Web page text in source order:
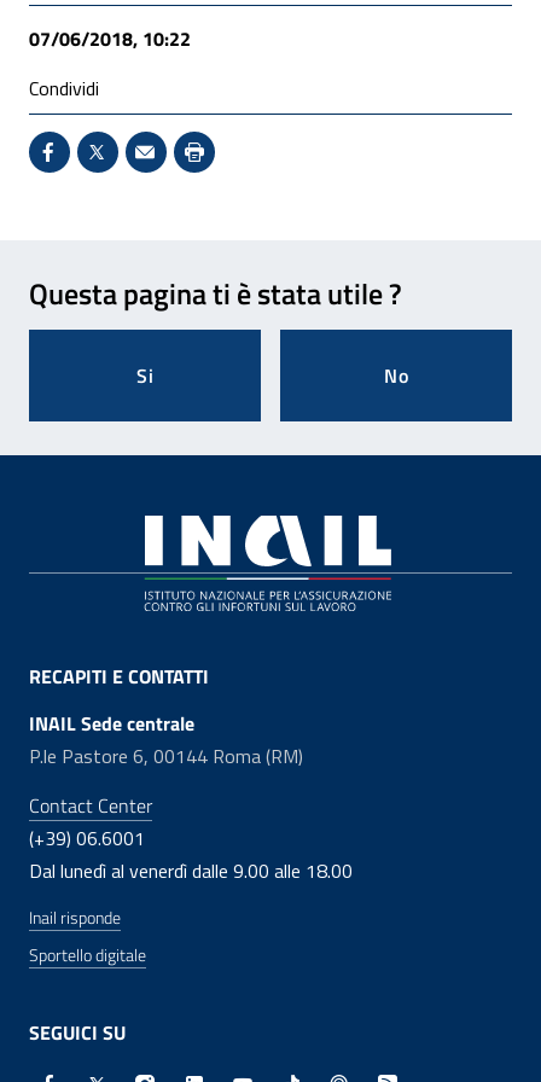
07/06/2018, 10:22
Condividi
Condividi su Facebook - Sito esterno - Apertura in
X - Sito esterno - Apertura in nuova finestra
Invio Mail: apre il programma di posta
Stampa pagina: scelta meno
Questa pagina ti è stata utile ?
Si No
RECAPITI E CONTATTI
INAIL Sede centrale
P.le Pastore 6, 00144 Roma (RM)
Contact Center
(+39) 06.6001
Dal lunedì al venerdì dalle 9.00 alle 18.00
Inail risponde
Sportello digitale
SEGUICI SU